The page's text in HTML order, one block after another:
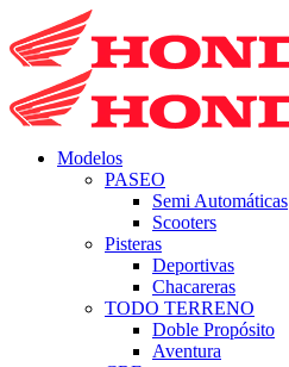
Modelos
PASEO
Semi Automáticas
Scooters
Pisteras
Deportivas
Chacareras
TODO TERRENO
Doble Propósito
Aventura